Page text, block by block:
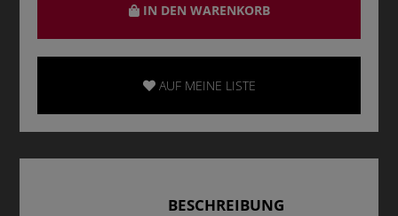
IN DEN WARENKORB
AUF MEINE LISTE
BESCHREIBUNG